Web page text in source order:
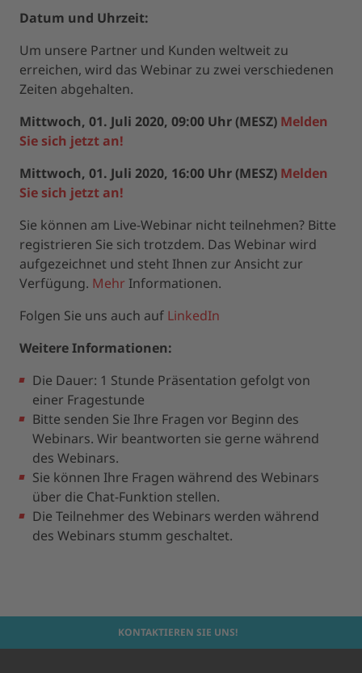
Datum und Uhrzeit:
Um unsere Partner und Kunden weltweit zu
erreichen, wird das Webinar zu zwei verschiedenen
Zeiten abgehalten.
Mittwoch, 01. Juli 2020, 09:00 Uhr (MESZ) Melden
Sie sich jetzt an!
Mittwoch, 01. Juli 2020, 16:00 Uhr (MESZ) Melden
Sie sich jetzt an!
Sie können am Live-Webinar nicht teilnehmen? Bitte
registrieren Sie sich trotzdem. Das Webinar wird
aufgezeichnet und steht Ihnen zur Ansicht zur
Verfügung. Mehr Informationen.
Folgen Sie uns auch auf LinkedIn
Weitere Informationen:
Die Dauer: 1 Stunde Präsentation gefolgt von
einer Fragestunde
Bitte senden Sie Ihre Fragen vor Beginn des
Webinars. Wir beantworten sie gerne während
des Webinars.
Sie können Ihre Fragen während des Webinars
über die Chat-Funktion stellen.
Die Teilnehmer des Webinars werden während
des Webinars stumm geschaltet.
KONTAKTIEREN SIE UNS!